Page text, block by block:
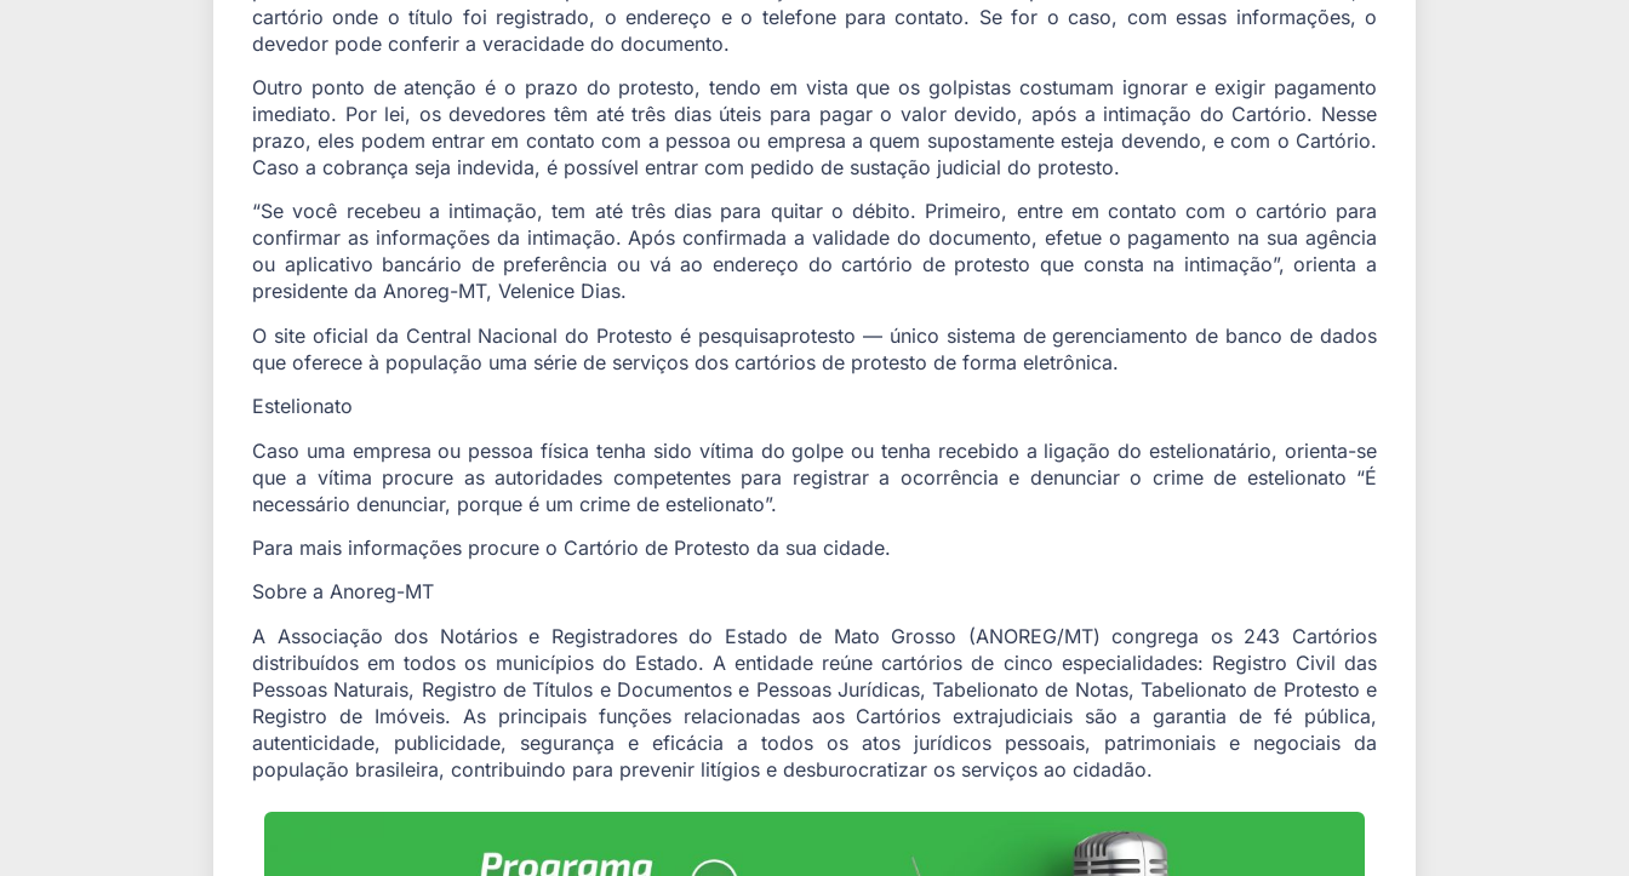
cartório onde o título foi registrado, o endereço e o telefone para contato. Se for o caso, com essas informações, o
devedor pode conferir a veracidade do documento.
Outro ponto de atenção é o prazo do protesto, tendo em vista que os golpistas costumam ignorar e exigir pagamento
imediato. Por lei, os devedores têm até três dias úteis para pagar o valor devido, após a intimação do Cartório. Nesse
prazo, eles podem entrar em contato com a pessoa ou empresa a quem supostamente esteja devendo, e com o Cartório.
Caso a cobrança seja indevida, é possível entrar com pedido de sustação judicial do protesto.
“Se você recebeu a intimação, tem até três dias para quitar o débito. Primeiro, entre em contato com o cartório para
confirmar as informações da intimação. Após confirmada a validade do documento, efetue o pagamento na sua agência
ou aplicativo bancário de preferência ou vá ao endereço do cartório de protesto que consta na intimação”, orienta a
presidente da Anoreg-MT, Velenice Dias.
O site oficial da Central Nacional do Protesto é pesquisaprotesto — único sistema de gerenciamento de banco de dados
que oferece à população uma série de serviços dos cartórios de protesto de forma eletrônica.
Estelionato
Caso uma empresa ou pessoa física tenha sido vítima do golpe ou tenha recebido a ligação do estelionatário, orienta-se
que a vítima procure as autoridades competentes para registrar a ocorrência e denunciar o crime de estelionato “É
necessário denunciar, porque é um crime de estelionato”.
Para mais informações procure o Cartório de Protesto da sua cidade.
Sobre a Anoreg-MT
A Associação dos Notários e Registradores do Estado de Mato Grosso (ANOREG/MT) congrega os 243 Cartórios
distribuídos em todos os municípios do Estado. A entidade reúne cartórios de cinco especialidades: Registro Civil das
Pessoas Naturais, Registro de Títulos e Documentos e Pessoas Jurídicas, Tabelionato de Notas, Tabelionato de Protesto e
Registro de Imóveis. As principais funções relacionadas aos Cartórios extrajudiciais são a garantia de fé pública,
autenticidade, publicidade, segurança e eficácia a todos os atos jurídicos pessoais, patrimoniais e negociais da
população brasileira, contribuindo para prevenir litígios e desburocratizar os serviços ao cidadão.